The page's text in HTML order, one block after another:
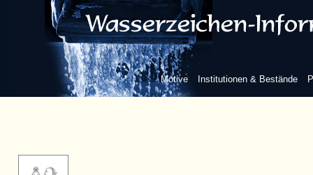
Motive Institutionen & Bestände